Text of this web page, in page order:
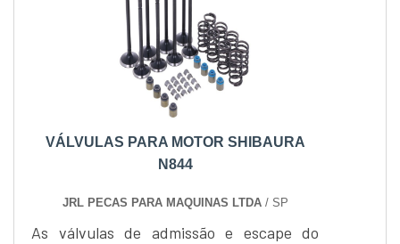
diversos de situações.S....
VÁLVULAS PARA MOTOR SHIBAURA
N844
JRL PECAS PARA MAQUINAS LTDA/ SP
As válvulas de admissão e escape do